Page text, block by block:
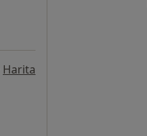
Harita